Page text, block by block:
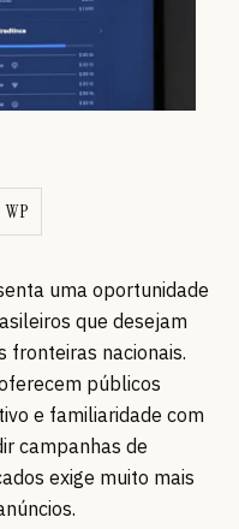
WP
uma oportunidade
que desejam
fronteiras nacionais.
públicos
e familiaridade com
campanhas de
exige muito mais